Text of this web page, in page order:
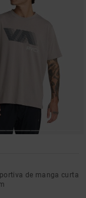
de manga curta